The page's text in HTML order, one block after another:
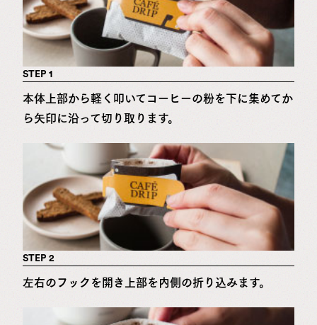
STEP 1
本体上部から軽く叩いてコーヒーの粉を下に集めてか
ら矢印に沿って切り取ります。
STEP 2
左右のフックを開き上部を内側の折り込みます。